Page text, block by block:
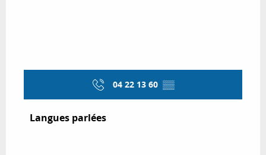
04 22 13 60 ▒▒
Langues parlées
Langues parlées